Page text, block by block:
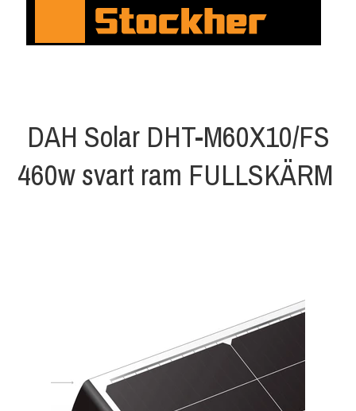
DAH Solar DHT-M60X10/FS
460w svart ram FULLSKÄRM